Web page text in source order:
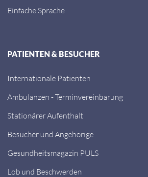
Einfache Sprache
PATIENTEN & BESUCHER
Internationale Patienten
Ambulanzen - Terminvereinbarung
Stationärer Aufenthalt
Besucher und Angehörige
Gesundheitsmagazin PULS
Lob und Beschwerden